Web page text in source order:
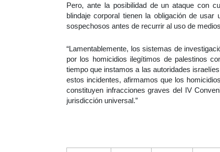
Pero, ante la posibilidad de un ataque con
blindaje corporal tienen la obligación de
sospechosos antes de recurrir al uso de
“Lamentablemente, los sistemas de
por los homicidios ilegítimos de palestinos
tiempo que instamos a las autoridades
estos incidentes, afirmamos que los
constituyen infracciones graves del IV
jurisdicción universal.”